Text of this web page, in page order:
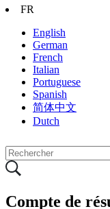
FR
English
German
French
Italian
Portuguese
Spanish
简体中文
Dutch
Compte de